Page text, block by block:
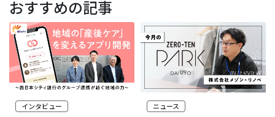
おすすめの記事
インタビュー ニュース